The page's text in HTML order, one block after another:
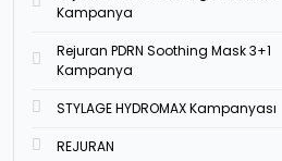
Kampanya
Rejuran PDRN Soothing Mask 3+1
Kampanya
STYLAGE HYDROMAX Kampanyası
REJURAN